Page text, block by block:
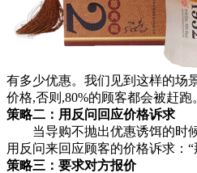
有多少优惠。我们见到这样的场
价格,否则,80%的顾客都会被赶跑
策略二：用反问回应价格诉求
当导购不抛出优惠诱饵的时候,
用反问来回应顾客的价格诉求：
策略三：要求对方报价